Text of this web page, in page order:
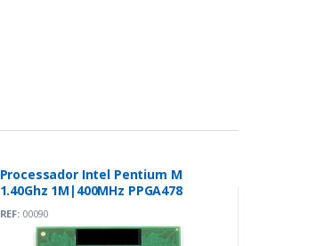
Processador Intel Pentium M
1.40Ghz 1M|400MHz PPGA478
REF:00090